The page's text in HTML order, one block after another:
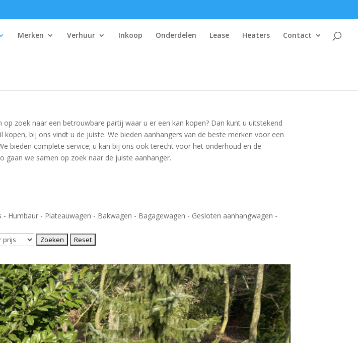
Merken Verhuur Inkoop Onderdelen Lease Heaters Contact
zoek naar een betrouwbare partij waar u er een kan kopen? Dan kunt u uitstekend
bij ons vindt u de juiste. We bieden aanhangers van de beste merken voor een
bieden complete service; u kan bij ons ook terecht voor het onderhoud en de
gaan we samen op zoek naar de juiste aanhanger.
Humbaur - Plateauwagen - Bakwagen - Bagagewagen - Gesloten aanhangwagen -